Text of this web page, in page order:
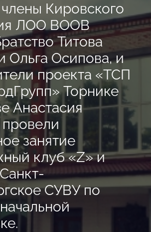
Кировского
ЛОО ВООВ
Титова
Ольга Осипова, и
проекта «ТСП
Торнике
Анастасия
занятие
клуб «Z» и
СУВУ по